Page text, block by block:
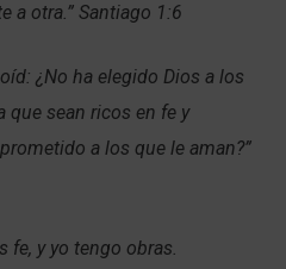
a otra.” Santiago 1:6
¿No ha elegido Dios a los
que sean ricos en fe y
a los que le aman?”
fe, y yo tengo obras.